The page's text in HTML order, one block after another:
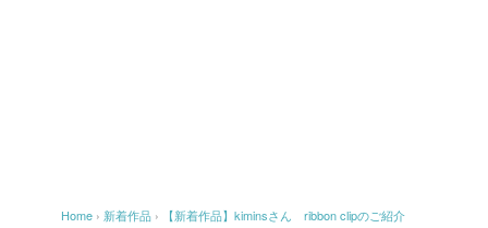
Home › 新着作品 › 【新着作品】kiminsさん ribbon clipのご紹介